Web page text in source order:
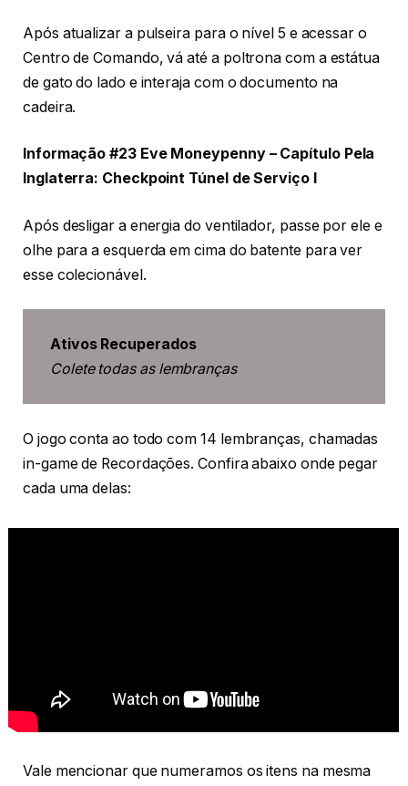
Após atualizar a pulseira para o nível 5 e acessar o
Centro de Comando, vá até a poltrona com a estátua
de gato do lado e interaja com o documento na
cadeira.
Informação #23 Eve Moneypenny – Capítulo Pela
Inglaterra: Checkpoint Túnel de Serviço I
Após desligar a energia do ventilador, passe por ele e
olhe para a esquerda em cima do batente para ver
esse colecionável.
Ativos Recuperados
Colete todas as lembranças
O jogo conta ao todo com 14 lembranças, chamadas
in-game de Recordações. Confira abaixo onde pegar
cada uma delas:
Vale mencionar que numeramos os itens na mesma